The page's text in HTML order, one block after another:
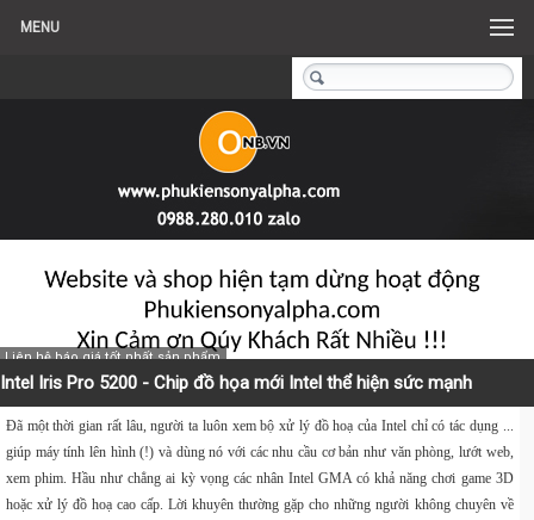
MENU
Liên hệ báo giá tốt nhất sản phẩm
Intel Iris Pro 5200 - Chip đồ họa mới Intel thể hiện sức mạnh
Đã một thời gian rất lâu, người ta luôn xem bộ xử lý đồ hoạ của Intel chỉ có tác dụng ...
giúp máy tính lên hình (!) và dùng nó với các nhu cầu cơ bản như văn phòng, lướt web,
xem phim. Hầu như chẳng ai kỳ vọng các nhân Intel GMA có khả năng chơi game 3D
hoặc xử lý đồ hoạ cao cấp. Lời khuyên thường gặp cho những người không chuyên về